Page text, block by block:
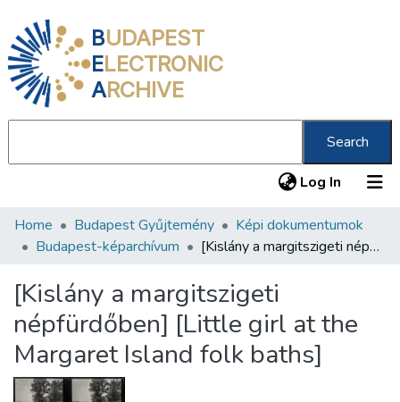
BUDAPEST
ELECTRONIC
ARCHIVE
Search
Log In (current)
Communities & Collections
Statistics
About us
Home Budapest Gyűjtemény
Képi dokumentumok
Budapest-képarchívum
[Kislány a margitszigeti népfürdőben] [Little girl at the Margaret Island folk baths]
[Kislány a margitszigeti
népfürdőben] [Little girl at the
Margaret Island folk baths]